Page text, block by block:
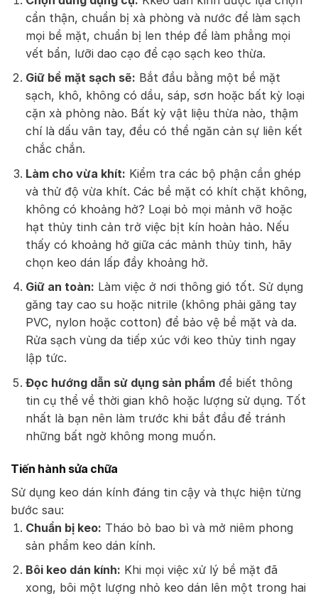
cẩn thận, chuẩn bị xà phòng và nước để làm sạch
mọi bề mặt, chuẩn bị len thép để làm phẳng mọi
vết bẩn, lưỡi dao cạo để cạo sạch keo thừa.
Giữ bề mặt sạch sẽ: Bắt đầu bằng một bề mặt
sạch, khô, không có dầu, sáp, sơn hoặc bất kỳ loại
cặn xà phòng nào. Bất kỳ vật liệu thừa nào, thậm
chí là dấu vân tay, đều có thể ngăn cản sự liên kết
chắc chắn.
Làm cho vừa khít: Kiểm tra các bộ phận cần ghép
và thử độ vừa khít. Các bề mặt có khít chặt không,
không có khoảng hở? Loại bỏ mọi mảnh vỡ hoặc
hạt thủy tinh cản trở việc bịt kín hoàn hảo. Nếu
thấy có khoảng hở giữa các mảnh thủy tinh, hãy
chọn keo dán lấp đầy khoảng hở.
Giữ an toàn: Làm việc ở nơi thông gió tốt. Sử dụng
găng tay cao su hoặc nitrile (không phải găng tay
PVC, nylon hoặc cotton) để bảo vệ bề mặt và da.
Rửa sạch vùng da tiếp xúc với keo thủy tinh ngay
lập tức.
Đọc hướng dẫn sử dụng sản phẩmđể biết thông
tin cụ thể về thời gian khô hoặc lượng sử dụng. Tốt
nhất là bạn nên làm trước khi bắt đầu để tránh
những bất ngờ không mong muốn.
Tiến hành sửa chữa
Sử dụng keo dán kính đáng tin cậy và thực hiện từng
bước sau:
Chuẩn bị keo: Tháo bỏ bao bì và mở niêm phong
sản phẩm keo dán kính.
Bôi keo dán kính: Khi mọi việc xử lý bề mặt đã
xong, bôi một lượng nhỏ keo dán lên một trong hai